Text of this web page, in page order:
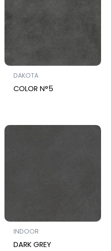
DAKOTA
COLOR N°5
INDOOR
DARK GREY